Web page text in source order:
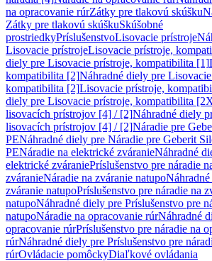
na opracovanie rúrZátky pre tlakovú skúšku
Zátky pre tlakovú skúškuSkúšobné
prostriedkyPríslušenstvoLisovacie prístroje
Lisovacie prístrojeLisovacie prístroje,
diely pre Lisovacie prístroje, kompatibilita [1]
kompatibilita [2]Náhradné diely pre
kompatibilita [2]Lisovacie prístroje,
diely pre Lisovacie prístroje, kompatibilita
lisovacích prístrojov [4] / [2]Náhradné diely
lisovacích prístrojov [4] / [2]Náradie pre
PENáhradné diely pre Náradie pre Geberit
PENáradie na elektrické zváranieNáhradné
elektrické zváraniePríslušenstvo pre náradie
zváranieNáradie na zváranie natupo
zváranie natupoPríslušenstvo pre náradie na
natupoNáhradné diely pre Príslušenstvo pre
natupoNáradie na opracovanie rúrNáhradné
opracovanie rúrPríslušenstvo pre náradie na
rúrNáhradné diely pre Príslušenstvo pre
rúrOvládacie pomôckyDiaľkové ovládania